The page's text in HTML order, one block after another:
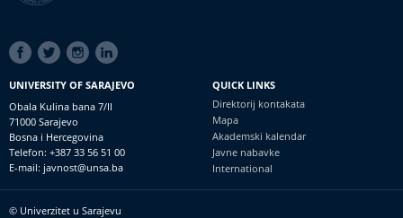
SOCIAL
LINKS
UNIVERSITY OF SARAJEVO
Obala Kulina bana 7/II
71000 Sarajevo
Bosna i Hercegovina
Telefon: +387 33 56 51 00
E-mail: javnost@unsa.ba
QUICK LINKS
Direktorij kontakata
Mapa
Akademski kalendar
Javne nabavke
International
© Univerzitet u Sarajevu